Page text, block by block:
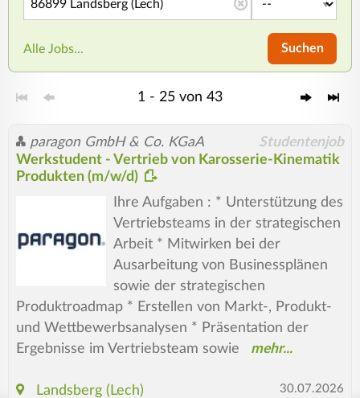
Alle Jobs... Suchen
1 - 25 von 43
paragon GmbH & Co. KGaA Studentenjob
Werkstudent - Vertrieb von Karosserie-Kinematik
Produkten (m/w/d)
Ihre Aufgaben : * Unterstützung des
Vertriebsteams in der strategischen
Arbeit * Mitwirken bei der
Ausarbeitung von Businessplänen
sowie der strategischen
Produktroadmap * Erstellen von Markt-, Produkt-
und Wettbewerbsanalysen * Präsentation der
Ergebnisse im Vertriebsteam sowie
Landsberg (Lech) 30.07.2026